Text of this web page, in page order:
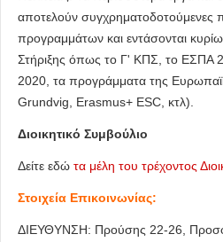
αποτελούν συγχρηματοδοτούμενες
προγραμμάτων και εντάσονται
Στήριξης όπως το Γ' ΚΠΣ, το ΕΣΠΑ
2020, τα προγράμματα της
Grundvig, Erasmus+ ESC, κτλ).
Διοικητικό Συμβούλιο
Δείτε εδώ τα μέλη του τρέχοντος
Στοιχεία Επικοινωνίας:
ΔΙΕΥΘΥΝΣΗ: Προύσης 22-26,